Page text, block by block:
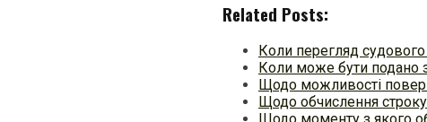
Related Posts:
Коли перегляд
Коли може бути подано
Щодо можливості
Щодо обчислення